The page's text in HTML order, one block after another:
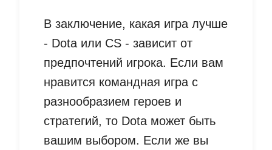
В заключение, какая игра лучше
- Dota или CS - зависит от
предпочтений игрока. Если вам
нравится командная игра с
разнообразием героев и
стратегий, то Dota может быть
вашим выбором. Если же вы